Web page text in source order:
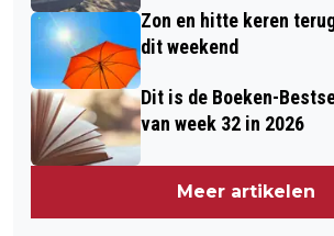
Zon en hitte keren
dit weekend
Dit is de Boeken-
van week 32 in 2026
Meer artikelen